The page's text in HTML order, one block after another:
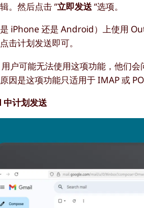
。然后点击 “立即发送“选项。
iPhone 还是 Android）上使用
击计划发送即可。
户可能无法使用这项功能，他们
原因是这项功能只适用于 IMAP 或
计划发送